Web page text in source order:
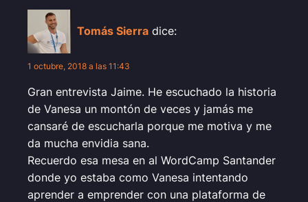
Tomás Sierra dice:
1 octubre, 2018 a las 11:43
Gran entrevista Jaime. He escuchado la historia
de Vanesa un montón de veces y jamás me
cansaré de escucharla porque me motiva y me
da mucha envidia sana.
Recuerdo esa mesa en al WordCamp Santander
donde yo estaba como Vanesa intentando
aprender a emprender con una plataforma de